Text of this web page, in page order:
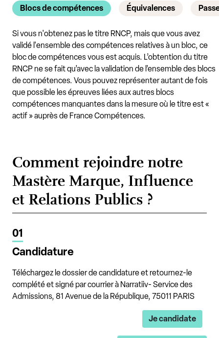
Blocs de compétences Équivalences
Si vous n'obtenez pas le titre RNCP, mais que vous avez
validé l'ensemble des compétences relatives à un bloc, ce
bloc de compétences vous est acquis. L’obtention du titre
RNCP ne se fait qu’avec la validation de l’ensemble des blocs
de compétences. Vous pouvez représenter autant de fois
que possible les épreuves liées aux autres blocs
compétences manquantes dans la mesure où le titre est «
actif » auprès de France Compétences.
Comment rejoindre notre
Mastère Marque, Influence
et Relations Publics ?
01
Candidature
Téléchargez le dossier de candidature et retournez-le
complété et signé par courrier à Narratiiv- Service des
Admissions, 81 Avenue de la République, 75011 PARIS
Je candidate